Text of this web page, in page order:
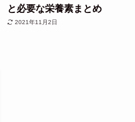
と必要な栄養素まとめ
2021年11月2日